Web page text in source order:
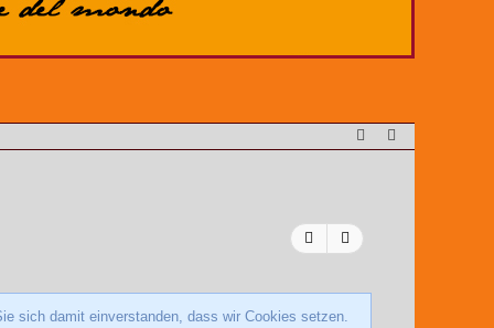
sich damit einverstanden, dass wir Cookies setzen.